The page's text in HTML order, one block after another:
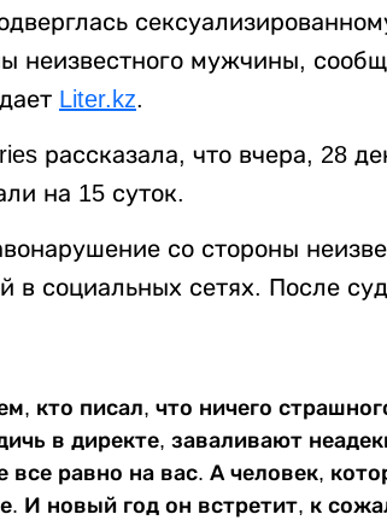
неизвестного мужчины,
Liter.kz.
рассказала, что вчера, 28
на 15 суток.
со стороны
в социальных сетях. После
кто писал, что ничего
в директе, заваливают
равно на вас. А человек,
И новый год он встретит, к